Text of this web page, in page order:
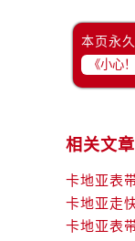
本页永久
相关文章
卡地亚表
卡地亚走
卡地亚表